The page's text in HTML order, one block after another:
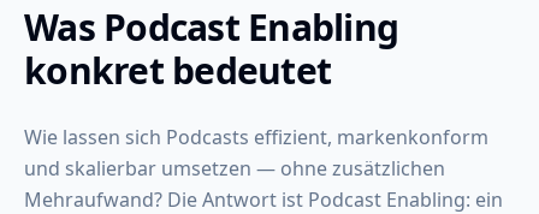
Was Podcast Enabling
konkret bedeutet
Wie lassen sich Podcasts effizient, markenkonform
und skalierbar umsetzen — ohne zusätzlichen
Mehraufwand? Die Antwort ist Podcast Enabling: ein